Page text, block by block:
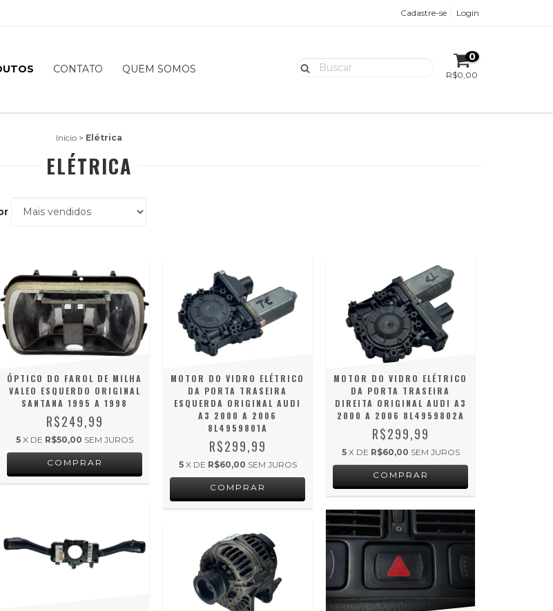
Cadastre-se Login
CONTATO QUEM SOMOS
0
R$0,00
Início > Elétrica
ELÉTRICA
ÓPTICO DO FAROL DE MILHA
VALEO ESQUERDO ORIGINAL
SANTANA 1995 A 1998
R$249,99
5 X DE R$50,00 SEM JUROS
MOTOR DO VIDRO ELÉTRICO
DA PORTA TRASEIRA
ESQUERDA ORIGINAL AUDI
A3 2000 A 2006
8L4959801A
R$299,99
5 X DE R$60,00 SEM JUROS
MOTOR DO VIDRO ELÉTRICO
DA PORTA TRASEIRA
DIREITA ORIGINAL AUDI A3
2000 A 2006 8L4959802A
R$299,99
5 X DE R$60,00 SEM JUROS